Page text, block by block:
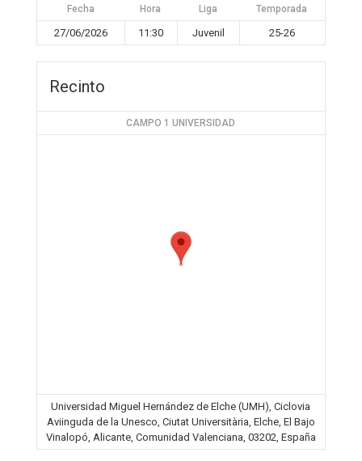
Fecha Hora Liga Temporada
27/06/2026 11:30 Juvenil 25-26
Recinto
CAMPO 1 UNIVERSIDAD
Universidad Miguel Hernández de Elche (UMH), Ciclovia
Aviinguda de la Unesco, Ciutat Universitària, Elche, El Bajo
Vinalopó, Alicante, Comunidad Valenciana, 03202, España